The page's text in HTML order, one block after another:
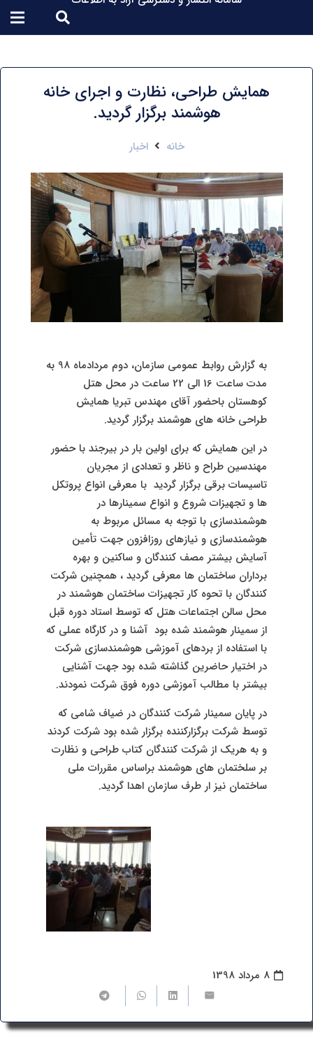
همایش طراحی، نظارت و اجرای خانه
هوشمند برگزار گردید.
خانه اخبار
به گزارش روابط عمومی سازمان، دوم مردادماه 98 به
مدت ساعت 16 الی 22 ساعت در محل هتل
کوهستان باحضور آقای مهندس تبریا همایش
طراحی خانه های هوشمند برگزار گردید.
در این همایش که برای اولین بار در بیرجند با حضور
مهندسین طراح و ناظر و تعدادی از مجریان
تاسیسات برقی برگزار گردید با معرفی انواع پروتکل
ها و تجهیزات شروع و انواع سمینارها در
هوشمندسازی با توجه به مسائل مربوط به
هوشمندسازی و نیازهای روزافزون جهت تأمین
آسایش بیشتر مصف کنندگان و ساکنین و بهره
برداران ساختمان ها معرفی گردید ، همچنین شرکت
کنندگان با تحوه کار تجهیزات ساختمان هوشمند در
محل سالن اجتماعات هتل که توسط استاد دوره قبل
از سمینار هوشمند شده بود آشنا و در کارگاه عملی که
با استفاده از بردهای آموزشی هوشمندسازی شرکت
در اختیار حاضرین گذاشته شده بود جهت آشنایی
بیشتر با مطالب آموزشی دوره فوق شرکت نمودند.
در پایان سمینار شرکت کنندگان در ضیاف شامی که
توسط شرکت برگزارکننده برگزار شده بود شرکت کردند
و به هریک از شرکت کنندگان کتاب طراحی و نظارت
بر سلختمان های هوشمند براساس مقررات ملی
ساختمان نیز ار طرف سازمان اهدا گردید.
8 مرداد 1398